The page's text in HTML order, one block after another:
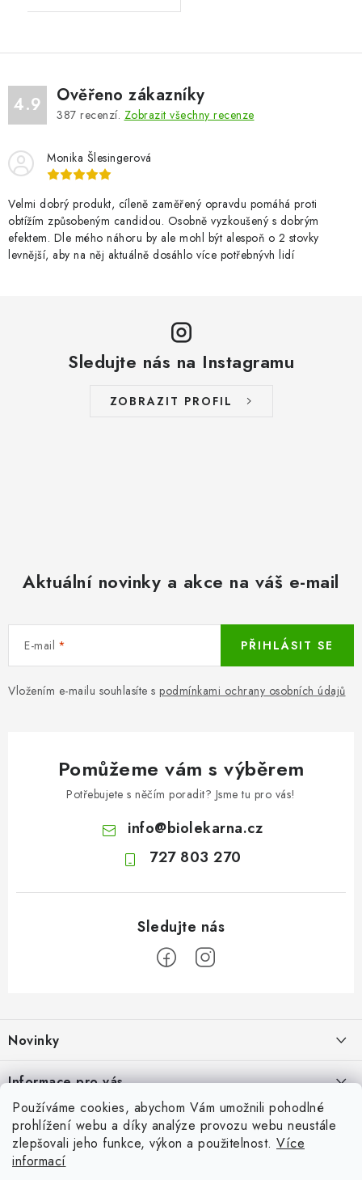
Používáme cookies, abychom Vám umožnili pohodlné
prohlížení webu a díky analýze provozu webu neustále
zlepšovali jeho funkce, výkon a použitelnost. Více
informací
4.9 Ověřeno zákazníky
387 recenzí. Zobrazit všechny recenze
Monika Šlesingerová
Velmi dobrý produkt, cíleně zaměřený opravdu pomáhá proti
obtížím způsobeným candidou. Osobně vyzkoušený s dobrým
efektem. Dle mého náhoru by ale mohl být alespoň o 2 stovky
levnější, aby na něj aktuálně dosáhlo více potřebnývh lidí
Sledujte nás na Instagramu
ZOBRAZIT PROFIL
Aktuální novinky a akce na váš e-mail
E-mail
Vložením e-mailu souhlasíte s podmínkami ochrany osobních údajů
PŘIHLÁSIT SE
Pomůžeme vám s výběrem
Potřebujete s něčím poradit? Jsme tu pro vás!
info@biolekarna.cz
727 803 270
p
a
t
Novinky
Olivový olej při zácpě: co ukazují klinické studie?
Jak na klidné trávení na cestách
4.8.2026
Informace pro vás
Odborný garant MUDr. Monika Klaudysová
Jak nakupovat
Přijímáme online platby
Oblíbené